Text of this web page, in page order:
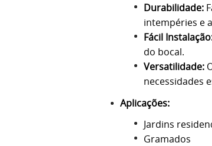
Durabilidade:
intempéries e
Fácil
do bocal.
Versatilidade:
necessidades
Aplicações:
Jardins
Gramados